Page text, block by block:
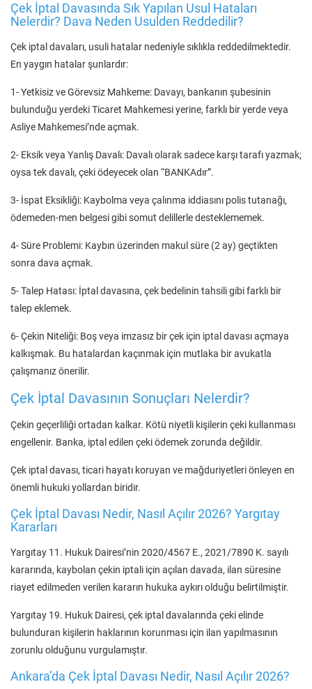
Çek İptal Davasında Sık Yapılan Usul Hataları
Nelerdir? Dava Neden Usulden Reddedilir?
Çek iptal davaları, usuli hatalar nedeniyle sıklıkla reddedilmektedir.
En yaygın hatalar şunlardır:
1- Yetkisiz ve Görevsiz Mahkeme: Davayı, bankanın şubesinin
bulunduğu yerdeki Ticaret Mahkemesi yerine, farklı bir yerde veya
Asliye Mahkemesi’nde açmak.
2- Eksik veya Yanlış Davalı: Davalı olarak sadece karşı tarafı yazmak;
oysa tek davalı, çeki ödeyecek olan “BANKAdır”.
3- İspat Eksikliği: Kaybolma veya çalınma iddiasını polis tutanağı,
ödemeden-men belgesi gibi somut delillerle desteklememek.
4- Süre Problemi: Kaybın üzerinden makul süre (2 ay) geçtikten
sonra dava açmak.
5- Talep Hatası: İptal davasına, çek bedelinin tahsili gibi farklı bir
talep eklemek.
6- Çekin Niteliği: Boş veya imzasız bir çek için iptal davası açmaya
kalkışmak. Bu hatalardan kaçınmak için mutlaka bir avukatla
çalışmanız önerilir.
Çek İptal Davasının Sonuçları Nelerdir?
Çekin geçerliliği ortadan kalkar. Kötü niyetli kişilerin çeki kullanması
engellenir. Banka, iptal edilen çeki ödemek zorunda değildir.
Çek iptal davası, ticari hayatı koruyan ve mağduriyetleri önleyen en
önemli hukuki yollardan biridir.
Çek İptal Davası Nedir, Nasıl Açılır 2026? Yargıtay
Kararları
Yargıtay 11. Hukuk Dairesi’nin 2020/4567 E., 2021/7890 K. sayılı
kararında, kaybolan çekin iptali için açılan davada, ilan süresine
riayet edilmeden verilen kararın hukuka aykırı olduğu belirtilmiştir.
Yargıtay 19. Hukuk Dairesi, çek iptal davalarında çeki elinde
bulunduran kişilerin haklarının korunması için ilan yapılmasının
zorunlu olduğunu vurgulamıştır.
Ankara’da Çek İptal Davası Nedir, Nasıl Açılır 2026?